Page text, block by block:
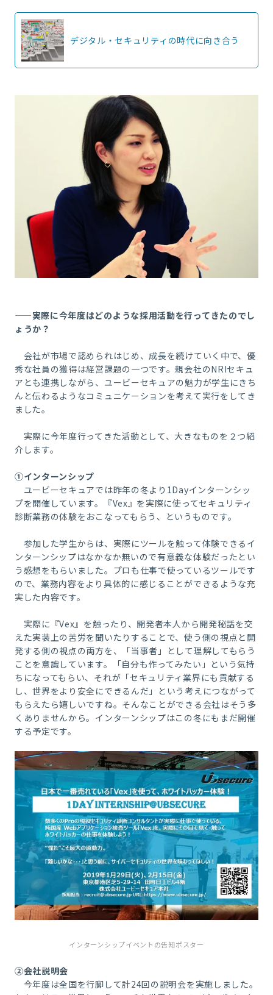
デジタル・セキュリティの時代に向き合う
――実際に今年度はどのような採用活動を行ってきたのでし
ょうか？
会社が市場で認められはじめ、成長を続けていく中で、優
秀な社員の獲得は経営課題の一つです。親会社のNRIセキュ
アとも連携しながら、ユービーセキュアの魅力が学生にきち
んと伝わるようなコミュニケーションを考えて実行をしてき
ました。
実際に今年度行ってきた活動として、大きなものを２つ紹
介します。
①インターンシップ
ユービーセキュアでは昨年の冬より 1Dayインターンシッ
プを開催しています。『Vex 』を実際に使ってセキュリティ
診断業務の体験をおこなってもらう、というものです。
参加した学生からは、実際にツールを触って体験できるイ
ンターンシップはなかなか無いので有意義な体験だったとい
う感想をもらいました。プロも仕事で使っているツールです
ので、業務内容をより具体的に感じることができるような充
実した内容です。
実際に『Vex』 を触ったり、開発者本人から開発秘話を交
えた実装上の苦労を聞いたりする ことで、使う側の視点と開
発する側の視点の両方を、「当事者」として理解しても らう
ことを意識しています。「自分も作ってみたい」という気持
ちになってもらい、それが「セキュリティ業界にも 貢献する
し、世界をより安全にできるんだ」という考えにつながって
もらえたら嬉しいですね。そんなことができる会社はそう多
くありませんから。インターンシップはこの冬にもまだ開催
する予定です。
インターンシップイベントの告知ポスター
②会社説明会
今年度は全国を行脚して計24回の説明会を実施しました。